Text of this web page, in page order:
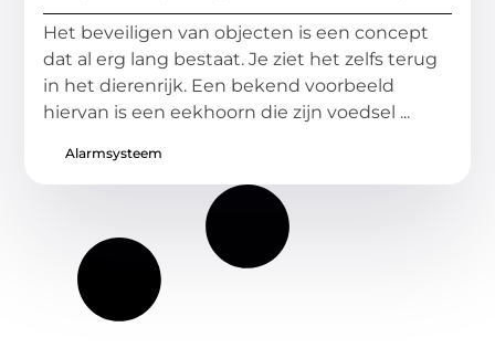
Het beveiligen van objecten is een concept
dat al erg lang bestaat. Je ziet het zelfs terug
in het dierenrijk. Een bekend voorbeeld
hiervan is een eekhoorn die zijn voedsel ...
Alarmsysteem